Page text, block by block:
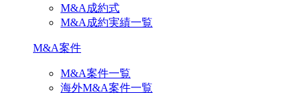
M&A成約式
M&A成約実績一覧
M&A案件
M&A案件一覧
海外M&A案件一覧